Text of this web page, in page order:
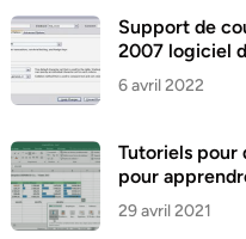
Support de
2007 logiciel
6 avril 2022
Tutoriels pour
pour
29 avril 2021